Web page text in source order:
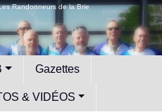
Randonneurs de la Brie
Gazettes
& VIDÉOS